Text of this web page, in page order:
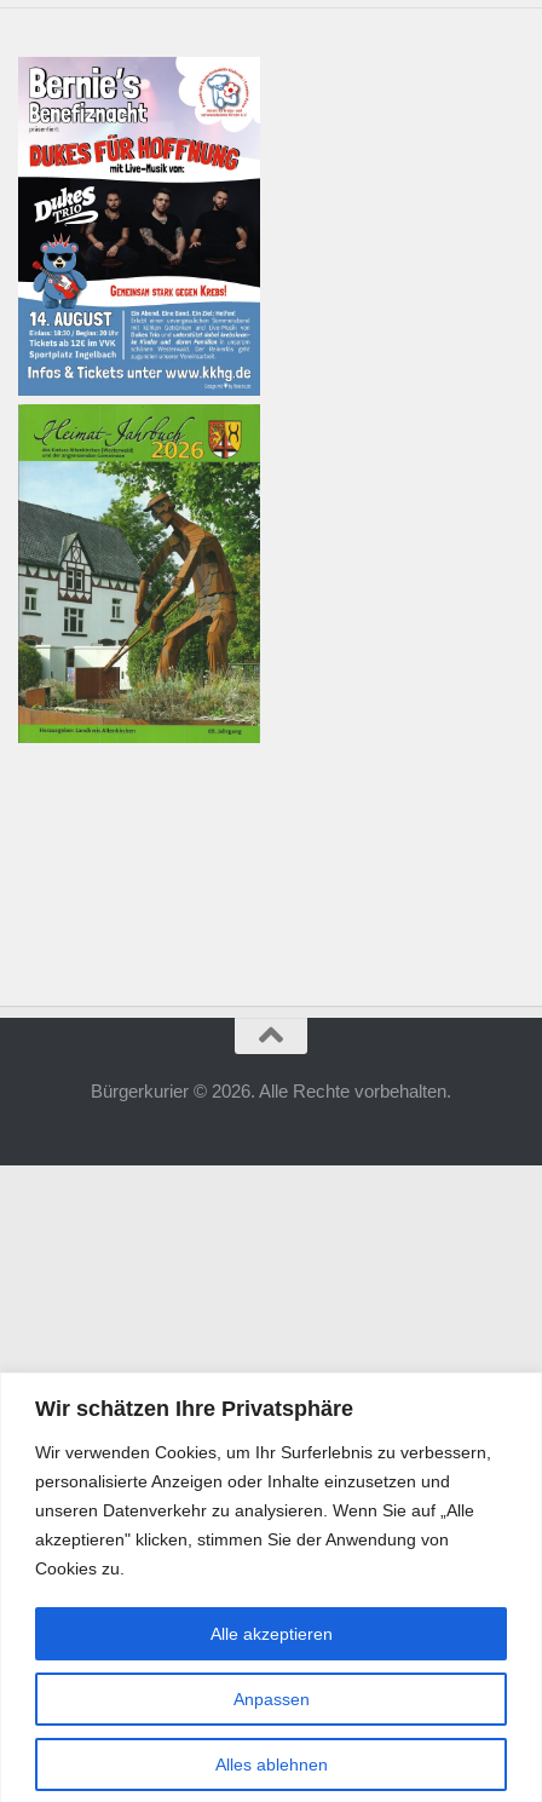
Wir schätzen Ihre Privatsphäre
Wir verwenden Cookies, um Ihr Surferlebnis zu verbessern,
personalisierte Anzeigen oder Inhalte einzusetzen und
unseren Datenverkehr zu analysieren. Wenn Sie auf „Alle
akzeptieren" klicken, stimmen Sie der Anwendung von
Cookies zu.
Anpassen
Alles ablehnen
Alle akzeptieren
Bürgerkurier © 2026. Alle Rechte vorbehalten.